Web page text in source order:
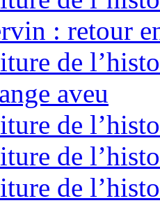
: retour
de
aveu
de
de
de